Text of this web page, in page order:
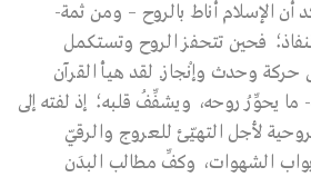
أن الإسلام أناط بالروح – ومن ثمة-
فحين تتحفز الروح وتستكمل
حركة وحدث وإنْجاز. لقد هيأ القرآن
ما يحوِّرُ روحه، ويشفِّفُ قلبه؛ إذ لفته إلى
لأجل التهيّئ للعروج والرقيّ
الشهوات، وكفِّ مطالب البدَن